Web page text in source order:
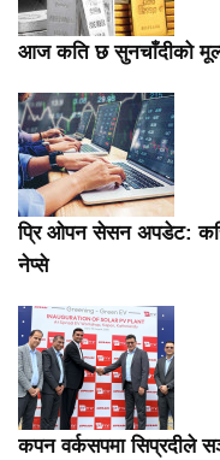
आज कति छ सुनचाँदीको
प्रि ओपन सेसन अपडेट:
नेप्से
कपन वर्कसपमा सिप्रदीले